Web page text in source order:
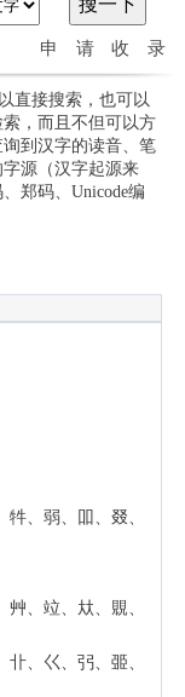
申请收录
直接搜索，也可以
，而且不但可以方
到汉字的读音、笔
源（汉字起源来
郑码、Unicode编
、弱、吅、叕、
、竝、夶、覞、
、巜、弜、臦、